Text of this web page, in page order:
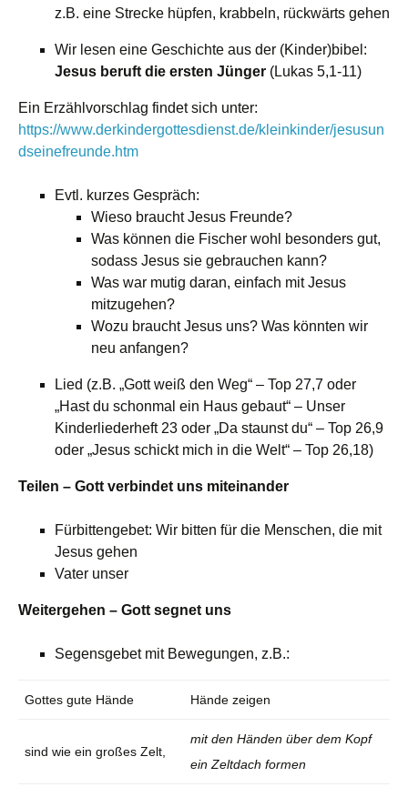
z.B. eine Strecke hüpfen, krabbeln, rückwärts gehen
Wir lesen eine Geschichte aus der (Kinder)bibel:
Jesus beruft die ersten Jünger (Lukas 5,1-11)
Ein Erzählvorschlag findet sich unter:
https://www.derkindergottesdienst.de/kleinkinder/jesusun
dseinefreunde.htm
Evtl. kurzes Gespräch:
Wieso braucht Jesus Freunde?
Was können die Fischer wohl besonders gut,
sodass Jesus sie gebrauchen kann?
Was war mutig daran, einfach mit Jesus
mitzugehen?
Wozu braucht Jesus uns? Was könnten wir
neu anfangen?
Lied (z.B. „Gott weiß den Weg“ – Top 27,7 oder
„Hast du schonmal ein Haus gebaut“ – Unser
Kinderliederheft 23 oder „Da staunst du“ – Top 26,9
oder „Jesus schickt mich in die Welt“ – Top 26,18)
Teilen – Gott verbindet uns miteinander
Fürbittengebet: Wir bitten für die Menschen, die mit
Jesus gehen
Vater unser
Weitergehen – Gott segnet uns
Segensgebet mit Bewegungen, z.B.:
Gottes gute Hände Hände zeigen
sind wie ein großes Zelt,
mit den Händen über dem Kopf
ein Zeltdach formen